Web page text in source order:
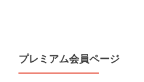
プレミアム会員ページ